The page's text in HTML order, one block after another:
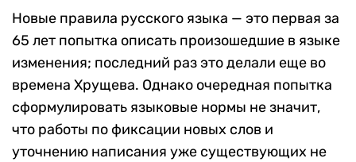
Новые правила русского языка — это первая за
65 лет попытка описать произошедшие в языке
изменения; последний раз это делали еще во
времена Хрущева. Однако очередная попытка
сформулировать языковые нормы не значит,
что работы по фиксации новых слов и
уточнению написания уже существующих не